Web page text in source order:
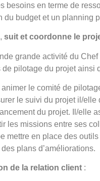
besoins en terme de
du budget et un planning
, suit et coordonne le
grande activité du
de pilotage du projet ainsi
animer le comité de
le suivi du projet il/
du projet. Il/elle
les missions entre ses
mettre en place des
plans d’améliorations.
de la relation client :